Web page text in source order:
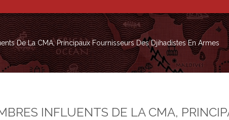
De La CMA, Principaux Fournisseurs Des Djihadistes En Armes
INFLUENTS DE LA CMA,